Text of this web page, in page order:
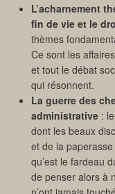
L’acharnement
fin de vie et le
thèmes
Ce sont les
et tout le débat
qui résonnent.
La guerre des
administrative :
dont les beaux
et de la
qu’est le fardeau
de penser alors à